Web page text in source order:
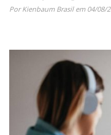
Por Kienbaum Brasil em 04/08/